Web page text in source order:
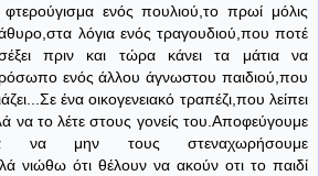
φτερούγισμα ενός πουλιού,το πρωί μόλις
λόγια ενός τραγουδιού,που ποτέ
πριν και τώρα κάνει τα μάτια να
ενός άλλου άγνωστου παιδιού,που
ένα οικογενειακό τραπέζι,που λείπει
να το λέτε στους γονείς του.Αποφεύγουμε
να μην τους στεναχωρήσουμε
νιώθω ότι θέλουν να ακούν οτι το παιδί